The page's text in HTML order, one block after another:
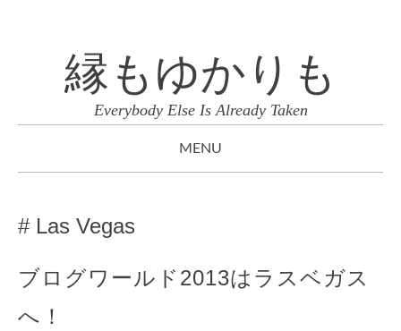
縁もゆかりも
Everybody Else Is Already Taken
MENU
Las Vegas
ブログワールド2013はラスベガス
へ！